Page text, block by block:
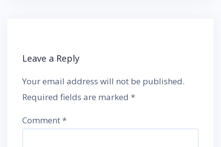
Leave a Reply
Your email address will not be published.
Required fields are marked *
Comment*